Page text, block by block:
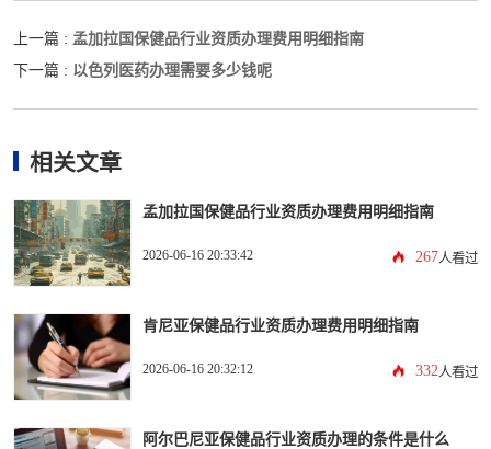
上一篇 : 孟加拉国保健品行业资质办理费用明细指南
下一篇 : 以色列医药办理需要多少钱呢
相关文章
孟加拉国保健品行业资质办理费用明细指南
2026-06-16 20:33:42 267人看过
肯尼亚保健品行业资质办理费用明细指南
2026-06-16 20:32:12 332 人看过
阿尔巴尼亚保健品行业资质办理的条件是什么